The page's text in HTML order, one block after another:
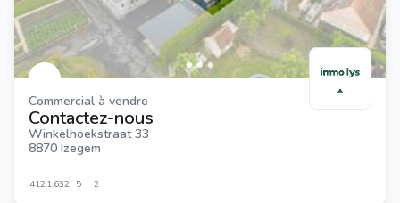
Commercial à vendre
Contactez-nous
Winkelhoekstraat 33
8870 Izegem
412 1.632 5 2